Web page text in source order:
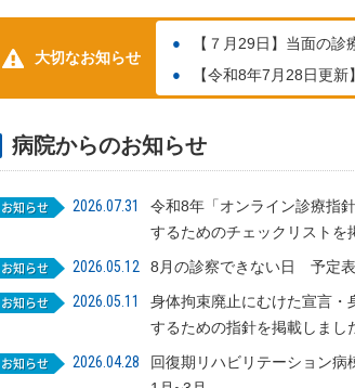
大切なお知らせ
【７月29日】当面の診
【令和8年7月28日更
病院からのお知らせ
2026.07.31
令和8年「オンライン診療指
するためのチェックリストを
2026.05.12
8月の診察できない日 予定
2026.05.11
身体拘束廃止にむけた宣言・
するための指針を掲載しまし
2026.04.28
回復期リハビリテーション